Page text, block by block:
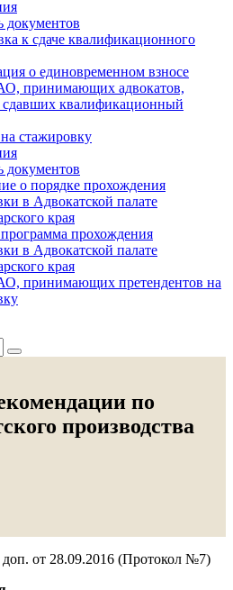
документов
к сдаче квалификационного
о единовременном взносе
принимающих адвокатов,
квалификационный
стажировку
документов
о порядке прохождения
в Адвокатской палате
края
прохождения
в Адвокатской палате
края
принимающих претендентов на
по
производства
от 28.09.2016 (Протокол №7)